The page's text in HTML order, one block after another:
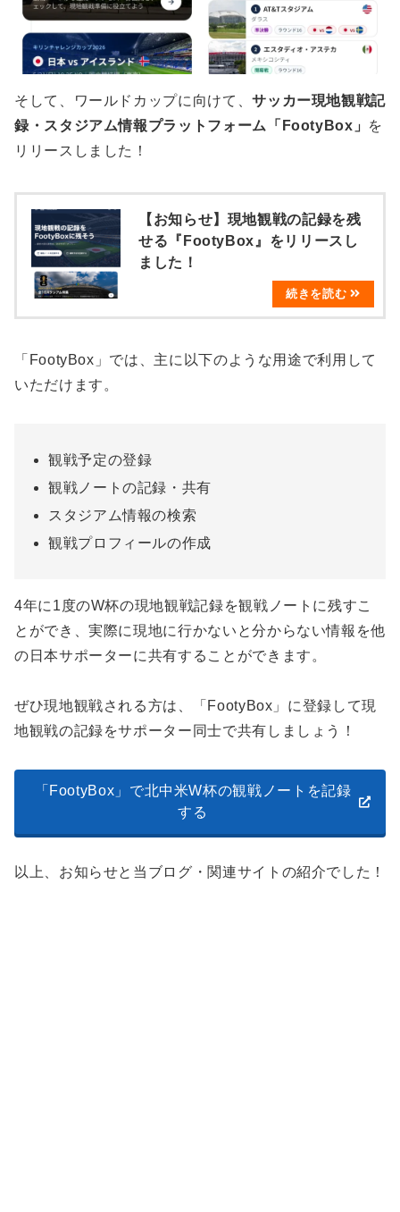
そして、ワールドカップに向けて、サッカー現地観戦記
録・スタジアム情報プラットフォーム「FootyBox」
を
リリースしました！
【お知らせ】現地観戦の記録を残
せる『FootyBox』をリリースし
ました！
「FootyBox」では、主に以下のような用途で利用して
いただけます。
観戦予定の登録
観戦ノートの記録・共有
スタジアム情報の検索
観戦プロフィールの作成
4年に1度のW杯の現地観戦記録を観戦ノートに残すこ
とができ、実際に現地に行かないと分からない情報を他
の日本サポーターに共有することができます。
ぜひ現地観戦される方は、「FootyBox」に登録して現
地観戦の記録をサポーター同士で共有しましょう！
「FootyBox」で北中米W杯の観戦ノートを記録
する
以上、お知らせと当ブログ・関連サイトの紹介でした！